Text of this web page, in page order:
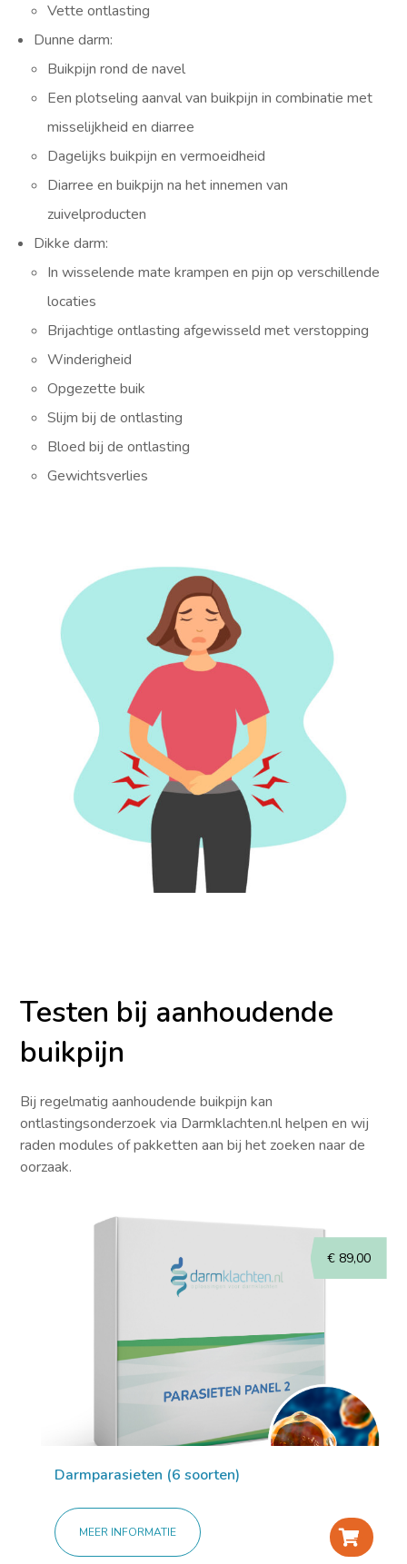
Vette ontlasting
Dunne darm:
Buikpijn rond de navel
Een plotseling aanval van buikpijn in combinatie met
misselijkheid en diarree
Dagelijks buikpijn en vermoeidheid
Diarree en buikpijn na het innemen van
zuivelproducten
Dikke darm:
In wisselende mate krampen en pijn op verschillende
locaties
Brijachtige ontlasting afgewisseld met verstopping
Winderigheid
Opgezette buik
Slijm bij de ontlasting
Bloed bij de ontlasting
Gewichtsverlies
Testen bij aanhoudende
buikpijn
Bij regelmatig aanhoudende buikpijn kan
ontlastingsonderzoek via Darmklachten.nl helpen en wij
raden modules of pakketten aan bij het zoeken naar de
oorzaak.
Darmparasieten (6 soorten)
€89,00
MEER INFORMATIE +